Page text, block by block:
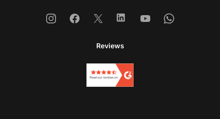
InstagramFacebook
X LinkedinYoutubeWhatsapp
Reviews